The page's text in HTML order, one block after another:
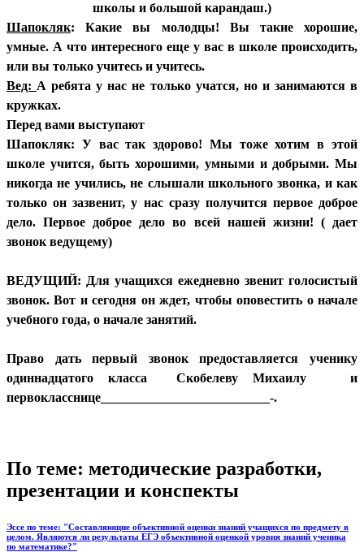
школы и большой карандаш.)
Шапокляк: Какие вы молодцы! Вы такие хорошие,
умные. А что интересного еще у вас в школе происходить,
или вы только учитесь и учитесь.
Вед: А ребята у нас не только учатся, но и занимаются в
кружках.
Перед вами выступают
Шапокляк: У вас так здорово! Мы тоже хотим в этой
школе учится, быть хорошими, умными и добрыми. Мы
никогда не учились, не слышали школьного звонка, и как
только он зазвенит, у нас сразу получится первое доброе
дело. Первое доброе дело во всей нашей жизни! ( дает
звонок ведущему)
ВЕДУЩИЙ: Для учащихся ежедневно звенит голосистый
звонок. Вот и сегодня он ждет, чтобы оповестить о начале
учебного года, о начале занятий.
Право дать первый звонок предоставляется ученику
одиннадцатого класса Скобелеву Михаилу и
первокласснице__________________________-.
По теме: методические разработки,
презентации и конспекты
Эссе по теме: "Составляющие объективной оценки знаний учащихся по предмету в
целом. Являются ли результаты ЕГЭ объективной оценкой уровня знаний ученика
по математике?"